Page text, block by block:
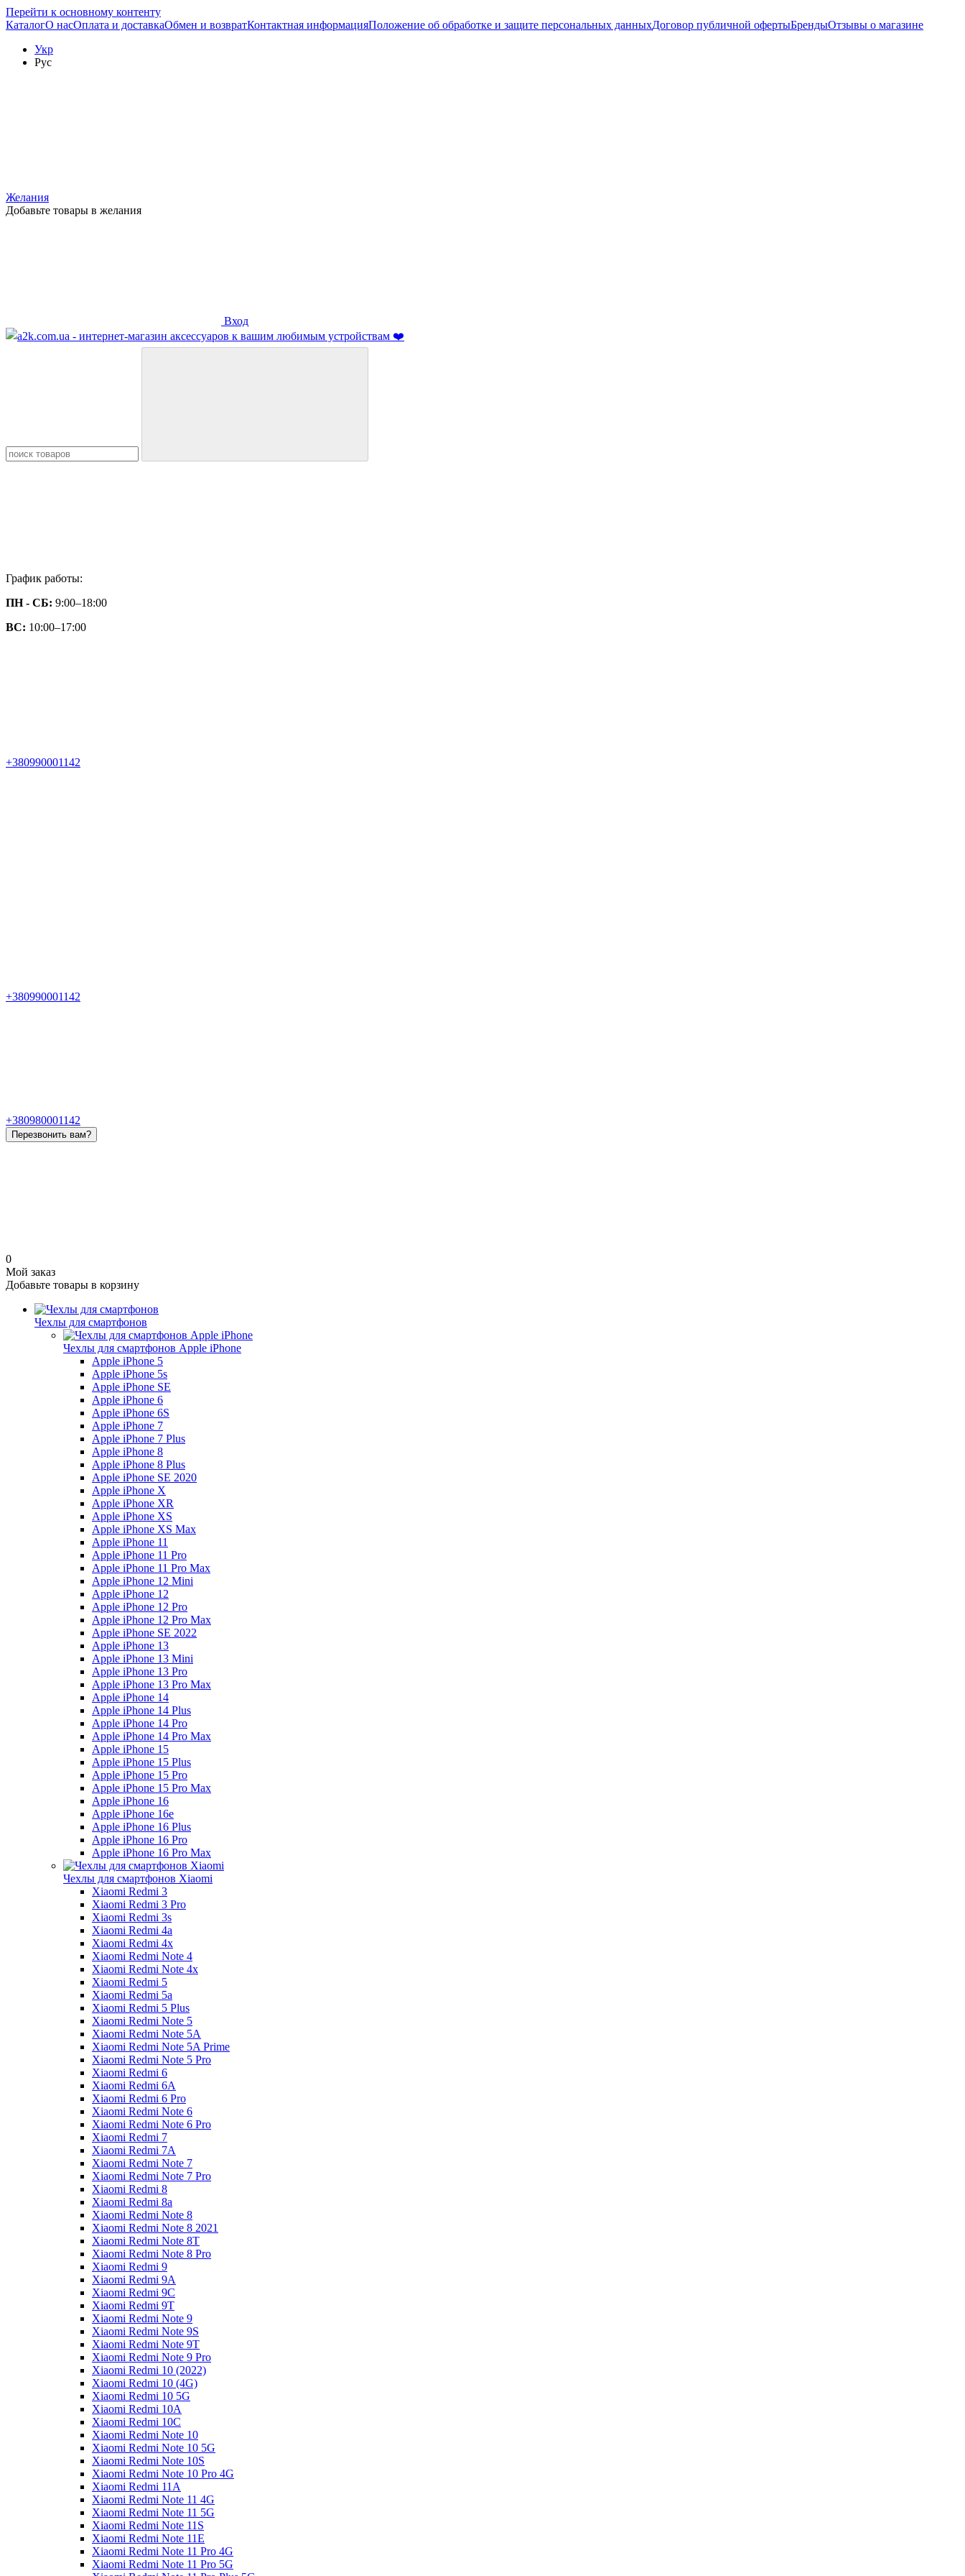
Перейти к основному контенту
КаталогО насОплата и доставкаОбмен и возвратКонтактная информацияПоложение об обработке и защите персональных данныхДоговор публичной офертыБрендыОтзывы о магазине
Укр
Рус
Желания
Добавьте товары в желания
Вход
График работы:
ПН - СБ: 9:00–18:00
ВС: 10:00–17:00
+380990001142
+380990001142
+380980001142
Перезвонить вам?
0
Мой заказ
Добавьте товары в корзину
Чехлы для смартфонов
Чехлы для смартфонов Apple iPhone
Apple iPhone 5
Apple iPhone 5s
Apple iPhone SE
Apple iPhone 6
Apple iPhone 6S
Apple iPhone 7
Apple iPhone 7 Plus
Apple iPhone 8
Apple iPhone 8 Plus
Apple iPhone SE 2020
Apple iPhone X
Apple iPhone XR
Apple iPhone XS
Apple iPhone XS Max
Apple iPhone 11
Apple iPhone 11 Pro
Apple iPhone 11 Pro Max
Apple iPhone 12 Mini
Apple iPhone 12
Apple iPhone 12 Pro
Apple iPhone 12 Pro Max
Apple iPhone SE 2022
Apple iPhone 13
Apple iPhone 13 Mini
Apple iPhone 13 Pro
Apple iPhone 13 Pro Max
Apple iPhone 14
Apple iPhone 14 Plus
Apple iPhone 14 Pro
Apple iPhone 14 Pro Max
Apple iPhone 15
Apple iPhone 15 Plus
Apple iPhone 15 Pro
Apple iPhone 15 Pro Max
Apple iPhone 16
Apple iPhone 16e
Apple iPhone 16 Plus
Apple iPhone 16 Pro
Apple iPhone 16 Pro Max
Чехлы для смартфонов Xiaomi
Xiaomi Redmi 3
Xiaomi Redmi 3 Pro
Xiaomi Redmi 3s
Xiaomi Redmi 4a
Xiaomi Redmi 4x
Xiaomi Redmi Note 4
Xiaomi Redmi Note 4x
Xiaomi Redmi 5
Xiaomi Redmi 5a
Xiaomi Redmi 5 Plus
Xiaomi Redmi Note 5
Xiaomi Redmi Note 5A
Xiaomi Redmi Note 5A Prime
Xiaomi Redmi Note 5 Pro
Xiaomi Redmi 6
Xiaomi Redmi 6A
Xiaomi Redmi 6 Pro
Xiaomi Redmi Note 6
Xiaomi Redmi Note 6 Pro
Xiaomi Redmi 7
Xiaomi Redmi 7A
Xiaomi Redmi Note 7
Xiaomi Redmi Note 7 Pro
Xiaomi Redmi 8
Xiaomi Redmi 8a
Xiaomi Redmi Note 8
Xiaomi Redmi Note 8 2021
Xiaomi Redmi Note 8T
Xiaomi Redmi Note 8 Pro
Xiaomi Redmi 9
Xiaomi Redmi 9A
Xiaomi Redmi 9C
Xiaomi Redmi 9T
Xiaomi Redmi Note 9
Xiaomi Redmi Note 9S
Xiaomi Redmi Note 9T
Xiaomi Redmi Note 9 Pro
Xiaomi Redmi 10 (2022)
Xiaomi Redmi 10 (4G)
Xiaomi Redmi 10 5G
Xiaomi Redmi 10A
Xiaomi Redmi 10C
Xiaomi Redmi Note 10
Xiaomi Redmi Note 10 5G
Xiaomi Redmi Note 10S
Xiaomi Redmi Note 10 Pro 4G
Xiaomi Redmi 11A
Xiaomi Redmi Note 11 4G
Xiaomi Redmi Note 11 5G
Xiaomi Redmi Note 11S
Xiaomi Redmi Note 11E
Xiaomi Redmi Note 11 Pro 4G
Xiaomi Redmi Note 11 Pro 5G